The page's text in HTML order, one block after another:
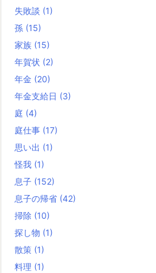
失敗談 (1)
孫 (15)
家族 (15)
年賀状 (2)
年金 (20)
年金支給日 (3)
庭 (4)
庭仕事 (17)
思い出 (1)
怪我 (1)
息子 (152)
息子の帰省 (42)
掃除 (10)
探し物 (1)
散策 (1)
料理 (1)